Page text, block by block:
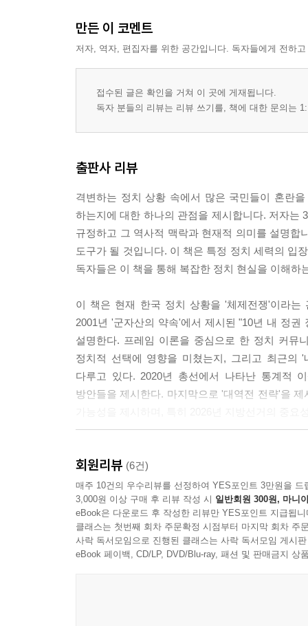
만든 이 코멘트
저자, 역자, 편집자를 위한 공간입니다. 독자들에게 전하
접수된 글은 확인을 거쳐 이 곳에 게재됩니다.
독자 분들의 리뷰는 리뷰 쓰기를, 책에 대한 문의는
출판사 리뷰
격변하는 정치 상황 속에서 많은 국민들이 혼란
하는지에 대한 하나의 관점을 제시합니다. 저자는
규정하고 그 역사적 맥락과 현재적 의미를 설명
도구가 될 것입니다. 이 책은 특정 정치 세력의 입
독자들은 이 책을 통해 복잡한 정치 현실을 이해하
이 책은 현재 한국 정치 상황을 '체제전쟁'이라는
2001년 '군자산의 약속'에서 제시된 "10년 내 정
설명한다. 프레임 이론을 중심으로 한 정치 커뮤
정치적 선택에 영향을 미쳤는지, 그리고 최근의
다루고 있다. 2020년 총선에서 나타난 통계적
방안들을 제시한다. 마지막으로 '대역전 전략'을
몰아가는지, 이 프레임을 벗기지 못하면 왜 자유민
01 대한민국은 체제전쟁 중체제전쟁이란 무엇
학살로 이어지는지 설명한다. 1980년대 주사파
정치권 주도세력이 되었는지를 밝힌다. 대통령 비
회원리뷰 (6건)
매주 10건의 우수리뷰를 선정하여 YES포인트 3만원을 드
3,000원 이상 구매 후 리뷰 작성 시 일반회원 300원, 마니
eBook은 다운로드 후 작성한 리뷰만 YES포인트 지급됩니
클래스는 첫번째 회차 주문확정 시점부터 마지막 회차 주
사락 독서모임으로 진행된 클래스는 사락 독서모임 게시
eBook 페이백, CD/LP, DVD/Blu-ray, 패션 및 판매금지 상